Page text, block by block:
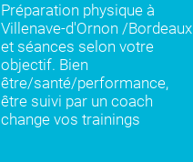
Préparation physique à
Villenave-d'Ornon /Bordeaux
et séances selon votre
objectif. Bien
être/santé/performance,
être suivi par un coach
change vos trainings